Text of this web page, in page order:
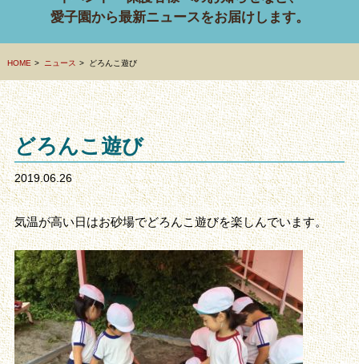
愛子園から最新ニュースをお届けします。
HOME ニュース どろんこ遊び
どろんこ遊び
2019.06.26
気温が高い日はお砂場でどろんこ遊びを楽しんでいます。